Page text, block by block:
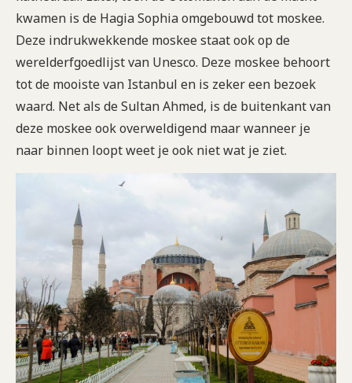
kwamen is de Hagia Sophia omgebouwd tot moskee.
Deze indrukwekkende moskee staat ook op de
werelderfgoedlijst van Unesco. Deze moskee behoort
tot de mooiste van Istanbul en is zeker een bezoek
waard. Net als de Sultan Ahmed, is de buitenkant van
deze moskee ook overweldigend maar wanneer je
naar binnen loopt weet je ook niet wat je ziet.